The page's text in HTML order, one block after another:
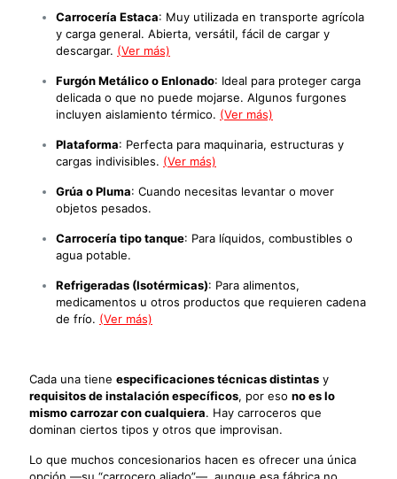
Carrocería Estaca: Muy utilizada en transporte agrícola
y carga general. Abierta, versátil, fácil de cargar y
descargar. (Ver más)
Furgón Metálico o Enlonado: Ideal para proteger carga
delicada o que no puede mojarse. Algunos furgones
incluyen aislamiento térmico. (Ver más)
Plataforma: Perfecta para maquinaria, estructuras y
cargas indivisibles. (Ver más)
Grúa o Pluma: Cuando necesitas levantar o mover
objetos pesados.
Carrocería tipo tanque: Para líquidos, combustibles o
agua potable.
Refrigeradas (Isotérmicas): Para alimentos,
medicamentos u otros productos que requieren cadena
de frío. (Ver más)
Cada una tiene especificaciones técnicas distintas y
requisitos de instalación específicos, por eso no es lo
mismo carrozar con cualquiera. Hay carroceros que
dominan ciertos tipos y otros que improvisan.
Lo que muchos concesionarios hacen es ofrecer una única